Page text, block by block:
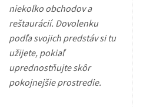
niekoľko obchodov a
reštaurácií. Dovolenku
podľa svojich predstáv si tu
užijete, pokiaľ
uprednostňujte skôr
pokojnejšie prostredie.